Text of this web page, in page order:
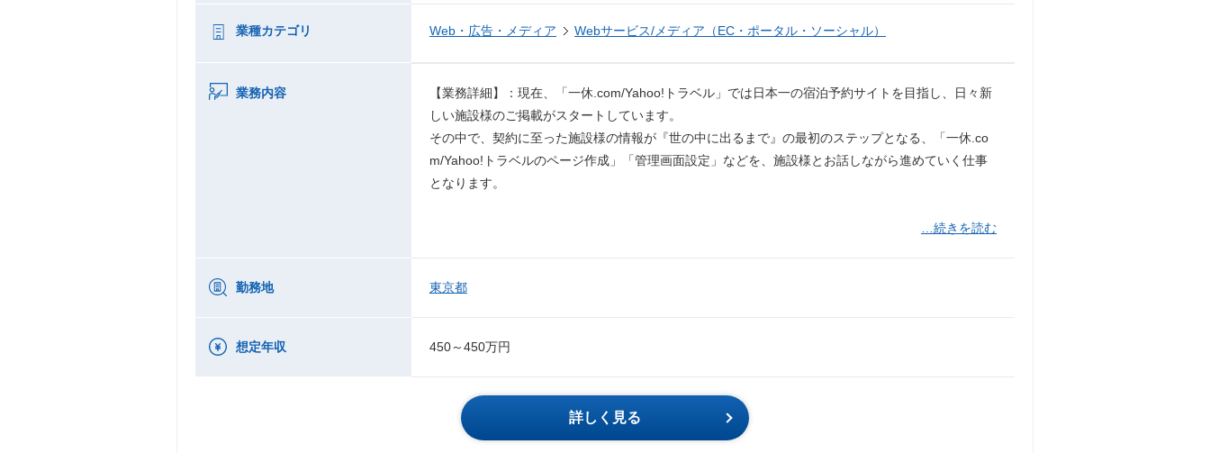
業種カテゴリ Web・広告・メディア Webサービス/メディア（EC・ポータル・ソーシャル）
業務内容
【業務詳細】：現在、「一休.com/Yahoo!トラベル」では日本一の宿泊予約サイトを目指し、日々新
しい施設様のご掲載がスタートしています。
その中で、契約に至った施設様の情報が『世の中に出るまで』の最初のステップとなる、「一休.co
m/Yahoo!トラベルのページ作成」「管理画面設定」などを、施設様とお話しながら進めていく仕事
となります。
…続きを読む
勤務地 東京都
想定年収 450～450万円
詳しく見る